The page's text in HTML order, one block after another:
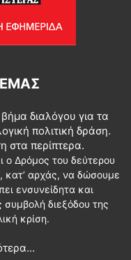
διαλόγου για τα
πολιτική δράση.
στα περίπτερα.
ο Δρόμος του δεύτερου
κατ’ αρχάς, να δώσουμε
ενσυνείδητα και
συμβολή διεξόδου της
κρίση.